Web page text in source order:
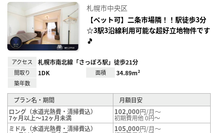
録
札幌市中央区
【ペット可】二条市場隣！！駅徒歩3分
☆3駅3沿線利用可能な超好立地物件です
🎵
アクセス 札幌市南北線「さっぽろ駅」徒歩21分
間取り 1DK 面積 34.89m²
築年数
プラン名・期間
月額目安
ロング（水道光熱費・清掃費込）
7ヶ月以上～12ヶ月未満
102,000円/月～
初期費用他 0円～
ミドル（水道光熱費・清掃費込）
105,000円/月～